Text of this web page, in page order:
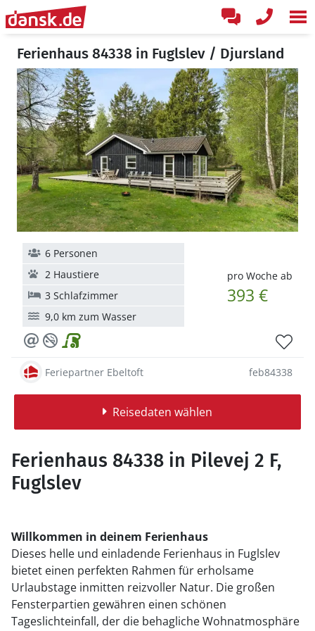
Ferienhaus 84338 in Fuglslev / Djursland
pro Woche ab
393 €
6 Personen
2 Haustiere
3 Schlafzimmer
9,0 km zum Wasser
Feriepartner Ebeltoft feb84338
Reisedaten wählen
Ferienhaus 84338 in Pilevej 2 F,
Fuglslev
Willkommen in deinem Ferienhaus
Dieses helle und einladende Ferienhaus in Fuglslev
bietet einen perfekten Rahmen für erholsame
Urlaubstage inmitten reizvoller Natur. Die großen
Fensterpartien gewähren einen schönen
Tageslichteinfall, der die behagliche Wohnatmosphäre